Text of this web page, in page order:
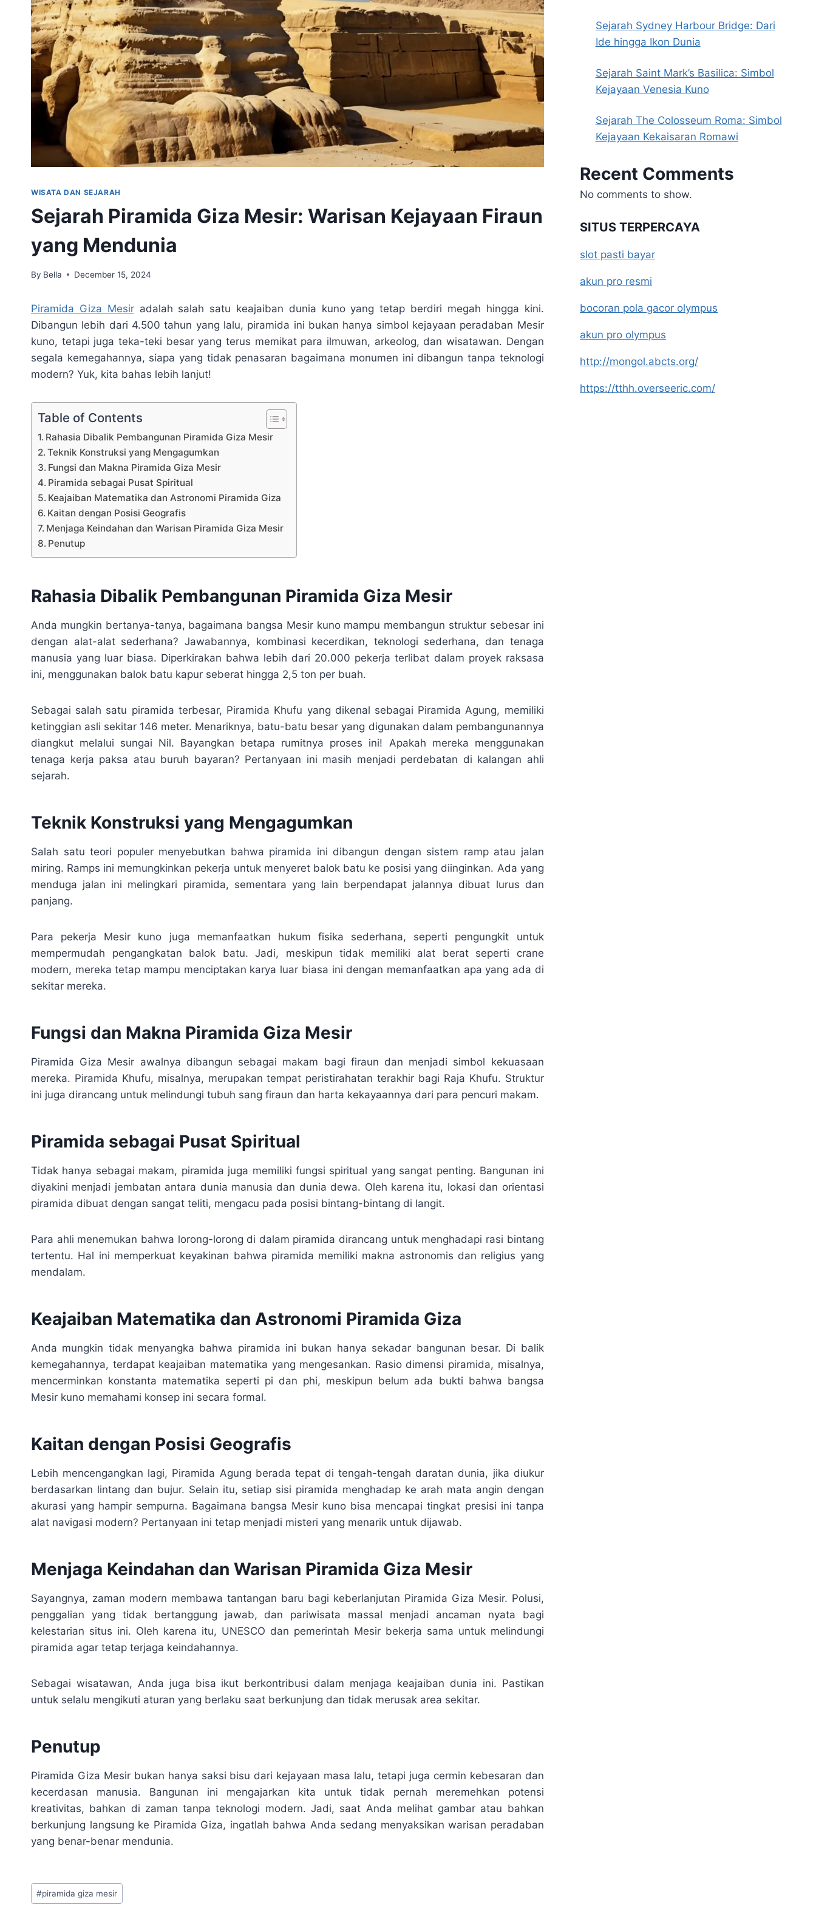
WISATA DAN SEJARAH
Sejarah Piramida Giza Mesir: Warisan Kejayaan Firaun
yang Mendunia
By Bella December 15, 2024
Piramida Giza Mesiradalah salah satu keajaiban dunia kuno yang tetap berdiri megah hingga kini.
Dibangun lebih dari 4.500 tahun yang lalu, piramida ini bukan hanya simbol kejayaan peradaban Mesir
kuno, tetapi juga teka-teki besar yang terus memikat para ilmuwan, arkeolog, dan wisatawan. Dengan
segala kemegahannya, siapa yang tidak penasaran bagaimana monumen ini dibangun tanpa teknologi
modern? Yuk, kita bahas lebih lanjut!
Table of Contents
Rahasia Dibalik Pembangunan Piramida Giza Mesir
Teknik Konstruksi yang Mengagumkan
Fungsi dan Makna Piramida Giza Mesir
Piramida sebagai Pusat Spiritual
Keajaiban Matematika dan Astronomi Piramida Giza
Kaitan dengan Posisi Geografis
Menjaga Keindahan dan Warisan Piramida Giza Mesir
Penutup
Rahasia Dibalik Pembangunan Piramida Giza Mesir
Anda mungkin bertanya-tanya, bagaimana bangsa Mesir kuno mampu membangun struktur sebesar ini
dengan alat-alat sederhana? Jawabannya, kombinasi kecerdikan, teknologi sederhana, dan tenaga
manusia yang luar biasa. Diperkirakan bahwa lebih dari 20.000 pekerja terlibat dalam proyek raksasa
ini, menggunakan balok batu kapur seberat hingga 2,5 ton per buah.
Sebagai salah satu piramida terbesar, Piramida Khufu yang dikenal sebagai Piramida Agung, memiliki
ketinggian asli sekitar 146 meter. Menariknya, batu-batu besar yang digunakan dalam pembangunannya
diangkut melalui sungai Nil. Bayangkan betapa rumitnya proses ini! Apakah mereka menggunakan
tenaga kerja paksa atau buruh bayaran? Pertanyaan ini masih menjadi perdebatan di kalangan ahli
sejarah.
Teknik Konstruksi yang Mengagumkan
Salah satu teori populer menyebutkan bahwa piramida ini dibangun dengan sistem ramp atau jalan
miring. Ramps ini memungkinkan pekerja untuk menyeret balok batu ke posisi yang diinginkan. Ada yang
menduga jalan ini melingkari piramida, sementara yang lain berpendapat jalannya dibuat lurus dan
panjang.
Para pekerja Mesir kuno juga memanfaatkan hukum fisika sederhana, seperti pengungkit untuk
mempermudah pengangkatan balok batu. Jadi, meskipun tidak memiliki alat berat seperti crane
modern, mereka tetap mampu menciptakan karya luar biasa ini dengan memanfaatkan apa yang ada di
sekitar mereka.
Fungsi dan Makna Piramida Giza Mesir
Piramida Giza Mesir awalnya dibangun sebagai makam bagi firaun dan menjadi simbol kekuasaan
mereka. Piramida Khufu, misalnya, merupakan tempat peristirahatan terakhir bagi Raja Khufu. Struktur
ini juga dirancang untuk melindungi tubuh sang firaun dan harta kekayaannya dari para pencuri makam.
Piramida sebagai Pusat Spiritual
Tidak hanya sebagai makam, piramida juga memiliki fungsi spiritual yang sangat penting. Bangunan ini
diyakini menjadi jembatan antara dunia manusia dan dunia dewa. Oleh karena itu, lokasi dan orientasi
piramida dibuat dengan sangat teliti, mengacu pada posisi bintang-bintang di langit.
Para ahli menemukan bahwa lorong-lorong di dalam piramida dirancang untuk menghadapi rasi bintang
tertentu. Hal ini memperkuat keyakinan bahwa piramida memiliki makna astronomis dan religius yang
mendalam.
Keajaiban Matematika dan Astronomi Piramida Giza
Anda mungkin tidak menyangka bahwa piramida ini bukan hanya sekadar bangunan besar. Di balik
kemegahannya, terdapat keajaiban matematika yang mengesankan. Rasio dimensi piramida, misalnya,
mencerminkan konstanta matematika seperti pi dan phi, meskipun belum ada bukti bahwa bangsa
Mesir kuno memahami konsep ini secara formal.
Kaitan dengan Posisi Geografis
Lebih mencengangkan lagi, Piramida Agung berada tepat di tengah-tengah daratan dunia, jika diukur
berdasarkan lintang dan bujur. Selain itu, setiap sisi piramida menghadap ke arah mata angin dengan
akurasi yang hampir sempurna. Bagaimana bangsa Mesir kuno bisa mencapai tingkat presisi ini tanpa
alat navigasi modern? Pertanyaan ini tetap menjadi misteri yang menarik untuk dijawab.
Menjaga Keindahan dan Warisan Piramida Giza Mesir
Sayangnya, zaman modern membawa tantangan baru bagi keberlanjutan Piramida Giza Mesir. Polusi,
penggalian yang tidak bertanggung jawab, dan pariwisata massal menjadi ancaman nyata bagi
kelestarian situs ini. Oleh karena itu, UNESCO dan pemerintah Mesir bekerja sama untuk melindungi
piramida agar tetap terjaga keindahannya.
Sebagai wisatawan, Anda juga bisa ikut berkontribusi dalam menjaga keajaiban dunia ini. Pastikan
untuk selalu mengikuti aturan yang berlaku saat berkunjung dan tidak merusak area sekitar.
Penutup
Piramida Giza Mesir bukan hanya saksi bisu dari kejayaan masa lalu, tetapi juga cermin kebesaran dan
kecerdasan manusia. Bangunan ini mengajarkan kita untuk tidak pernah meremehkan potensi
kreativitas, bahkan di zaman tanpa teknologi modern. Jadi, saat Anda melihat gambar atau bahkan
berkunjung langsung ke Piramida Giza, ingatlah bahwa Anda sedang menyaksikan warisan peradaban
yang benar-benar mendunia.
Post
#piramida giza mesir
Sejarah Sydney Harbour Bridge: Dari
Ide hingga Ikon Dunia
Sejarah Saint Mark’s Basilica: Simbol
Kejayaan Venesia Kuno
Sejarah The Colosseum Roma: Simbol
Kejayaan Kekaisaran Romawi
Recent Comments
No comments to show.
SITUS TERPERCAYA
slot pasti bayar
akun pro resmi
bocoran pola gacor olympus
akun pro olympus
http://mongol.abcts.org/
https://tthh.overseeric.com/